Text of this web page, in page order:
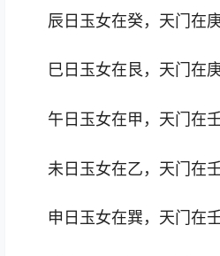
辰日玉女在癸，天门在
巳日玉女在艮，天门在
午日玉女在甲，天门在
未日玉女在乙，天门在
申日玉女在巽，天门在